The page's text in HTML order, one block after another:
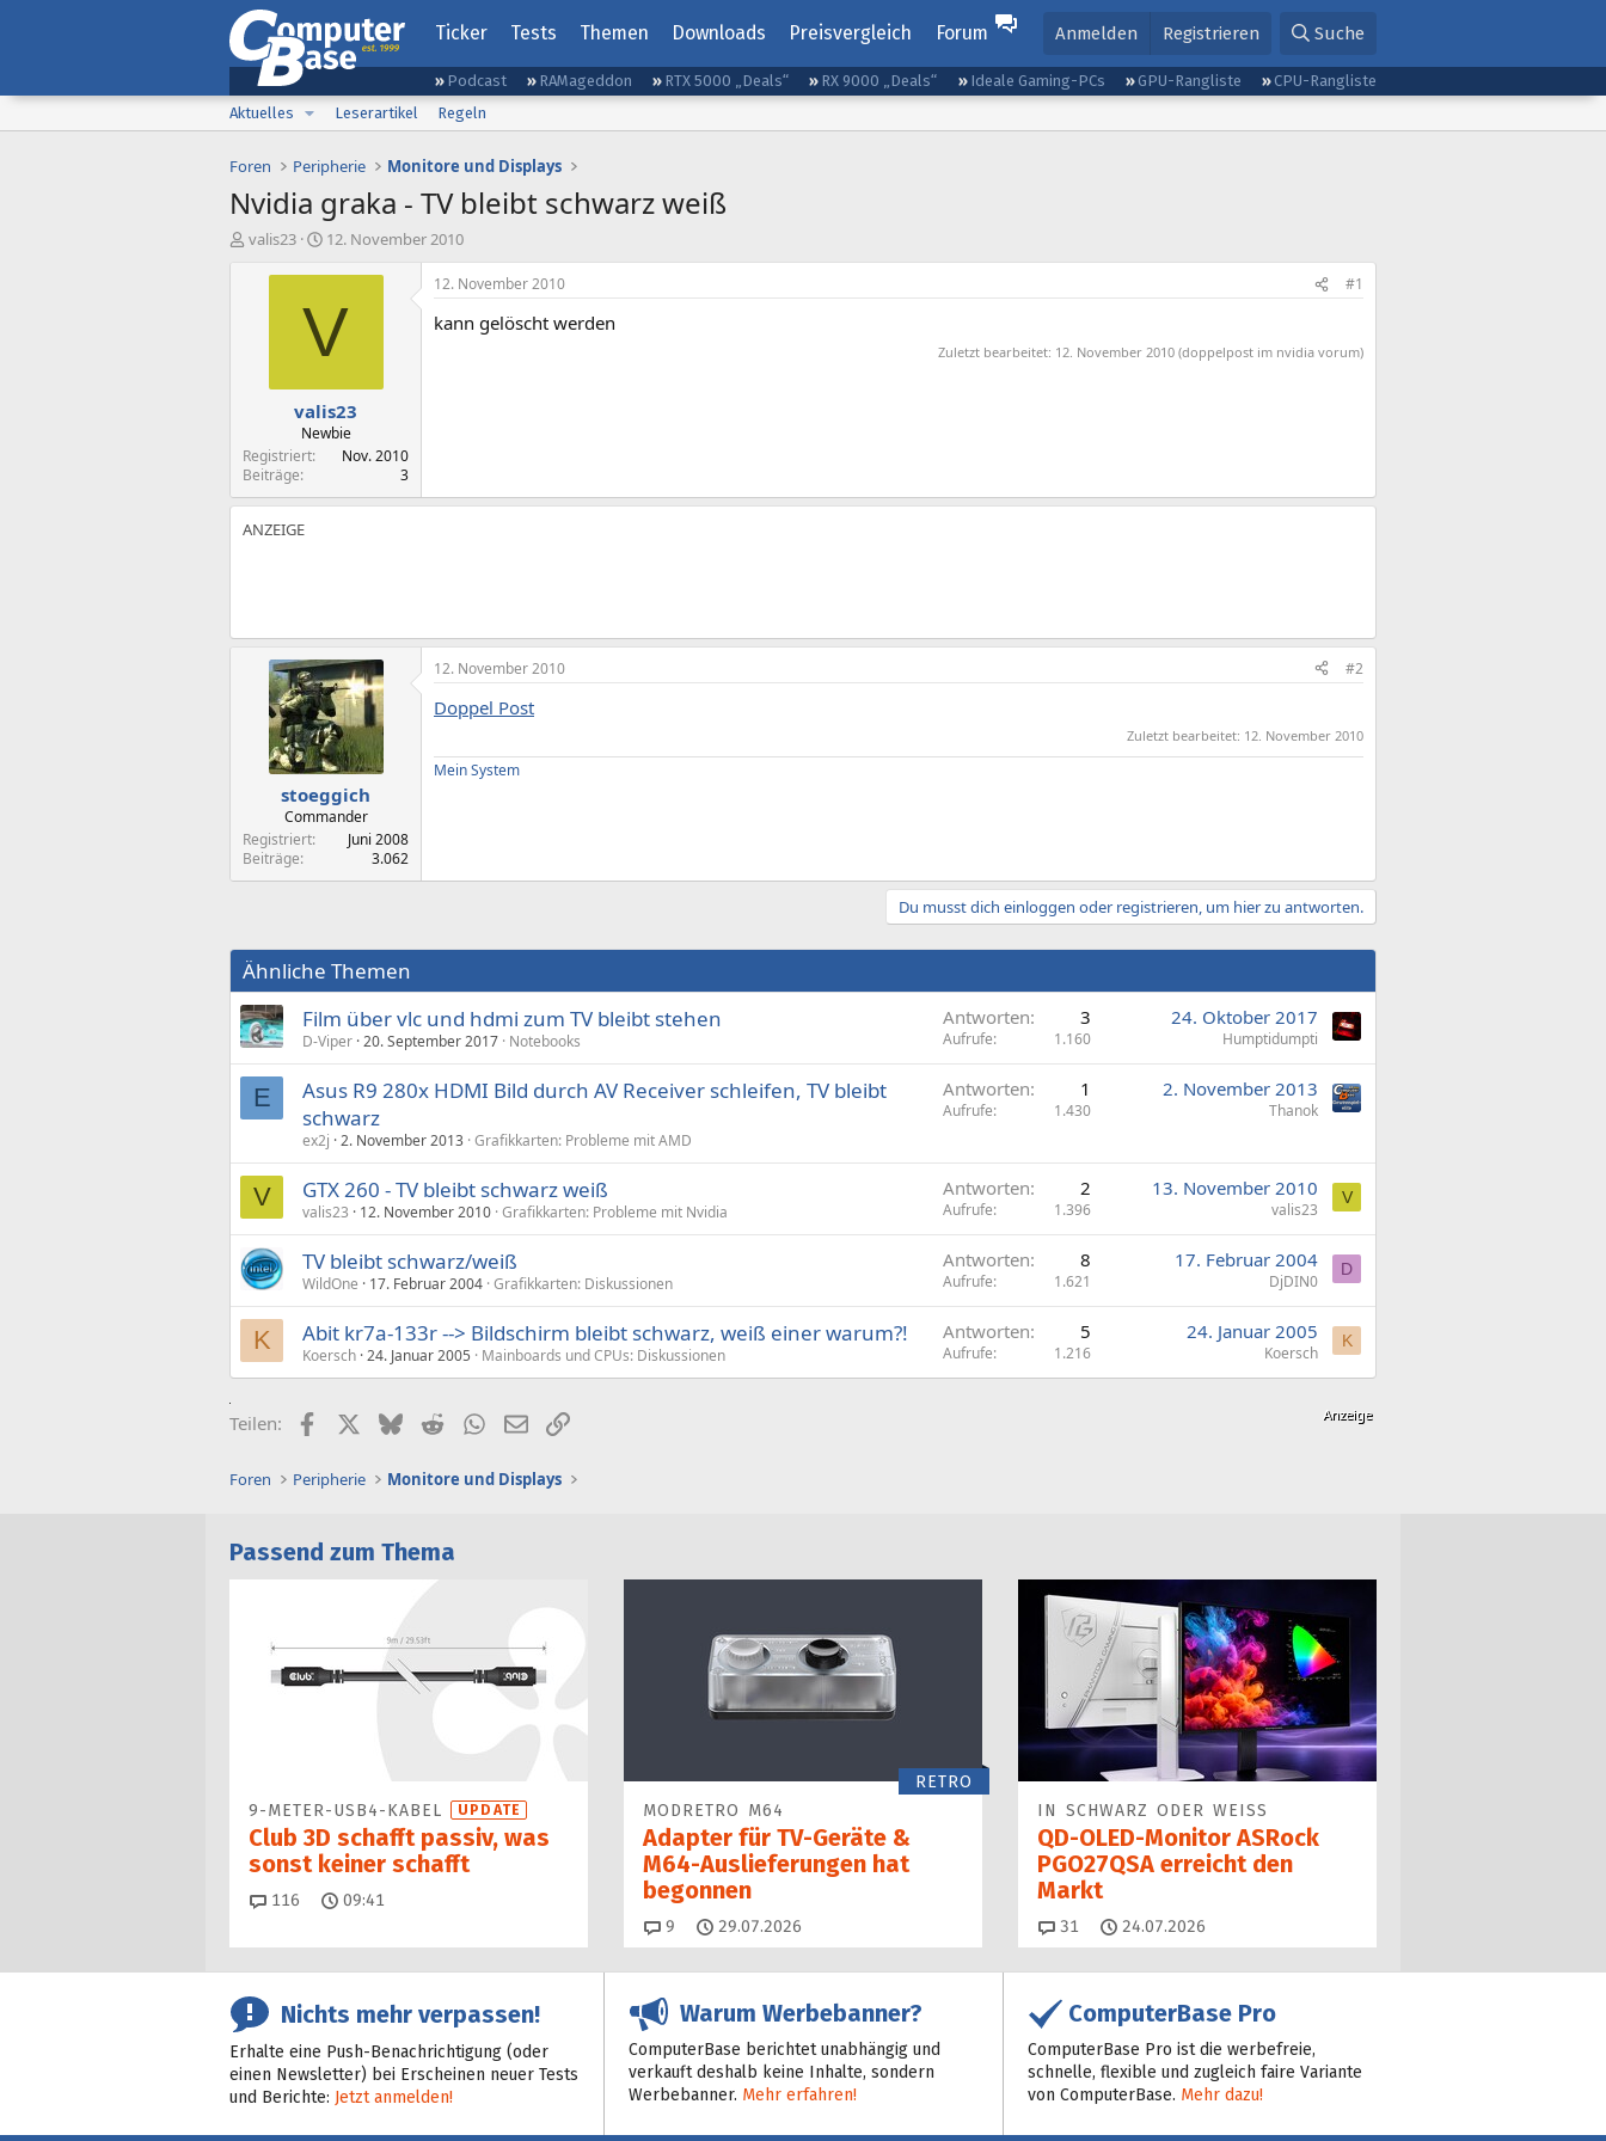
Ticker Tests Themen Downloads Preisvergleich Forum Anmelden Registrieren Suche
Podcast RAMageddon RTX 5000 „Deals“ RX 9000 „Deals“ Ideale Gaming-PCs GPU-Rangliste
CPU-Rangliste
Aktuelles
Leserartikel Regeln
Foren Peripherie Monitore und Displays
Nvidia graka - TV bleibt schwarz weiß
E
valis23
E
s
l
t
a
m
12. November 2010
V
valis23
Newbie
Registriert
Nov. 2010
Beiträge
3
12. November 2010 #1
kann gelöscht werden
Zuletzt bearbeitet: 12. November 2010 (doppelpost im nvidia vorum)
stoeggich
Commander
Registriert
Juni 2008
Beiträge
3.062
12. November 2010 #2
Doppel Post
Zuletzt bearbeitet: 12. November 2010
Mein System
Du musst dich einloggen oder registrieren, um hier zu antworten.
Ähnliche Themen
Film über vlc und hdmi zum TV bleibt stehen
D-Viper 20. September 2017 Notebooks
Antworten 3
Aufrufe 1.160
24. Oktober 2017
Humptidumpti
E
Asus R9 280x HDMI Bild durch AV Receiver schleifen, TV bleibt
schwarz
ex2j 2. November 2013 Grafikkarten: Probleme mit AMD
Antworten 1
Aufrufe 1.430
2. November 2013
Thanok
V GTX 260 - TV bleibt schwarz weiß
valis23 12. November 2010 Grafikkarten: Probleme mit Nvidia
Antworten 2
Aufrufe 1.396
13. November 2010
valis23
V
TV bleibt schwarz/weiß
WildOne 17. Februar 2004 Grafikkarten: Diskussionen
Antworten 8
Aufrufe 1.621
17. Februar 2004
DjDIN0
D
K Abit kr7a-133r --> Bildschirm bleibt schwarz, weiß einer warum?!
Koersch 24. Januar 2005 Mainboards und CPUs: Diskussionen
Antworten 5
Aufrufe 1.216
24. Januar 2005
Koersch
K
Teilen: FacebookX (Twitter)
BlueskyRedditWhatsApp
E-MailLink
Foren Peripherie Monitore und Displays
Passend zum Thema
9-METER-USB4-KABEL UPDATE
Club 3D schafft passiv, was
sonst keiner schafft
116 Kommentare
09:41
RETRO
MODRETRO M64
Adapter für TV-Geräte &
M64-Auslieferungen hat
begon­nen
9 Kommentare
29.07.2026
IN SCHWARZ ODER WEISS
QD-OLED-Monitor ASRock
PGO27QSA erreicht den
Markt
31 Kommentare
24.07.2026
Nichts mehr verpassen!
Erhalte eine Push-Benachrichtigung (oder
einen Newsletter) bei Erscheinen neuer Tests
und Berichte: Jetzt anmelden!
Warum Werbebanner?
ComputerBase berichtet unabhängig und
verkauft deshalb keine Inhalte, sondern
Werbebanner. Mehr erfahren!
ComputerBase Pro
ComputerBase Pro ist die werbefreie,
schnelle, flexible und zugleich faire Variante
von ComputerBase. Mehr dazu!